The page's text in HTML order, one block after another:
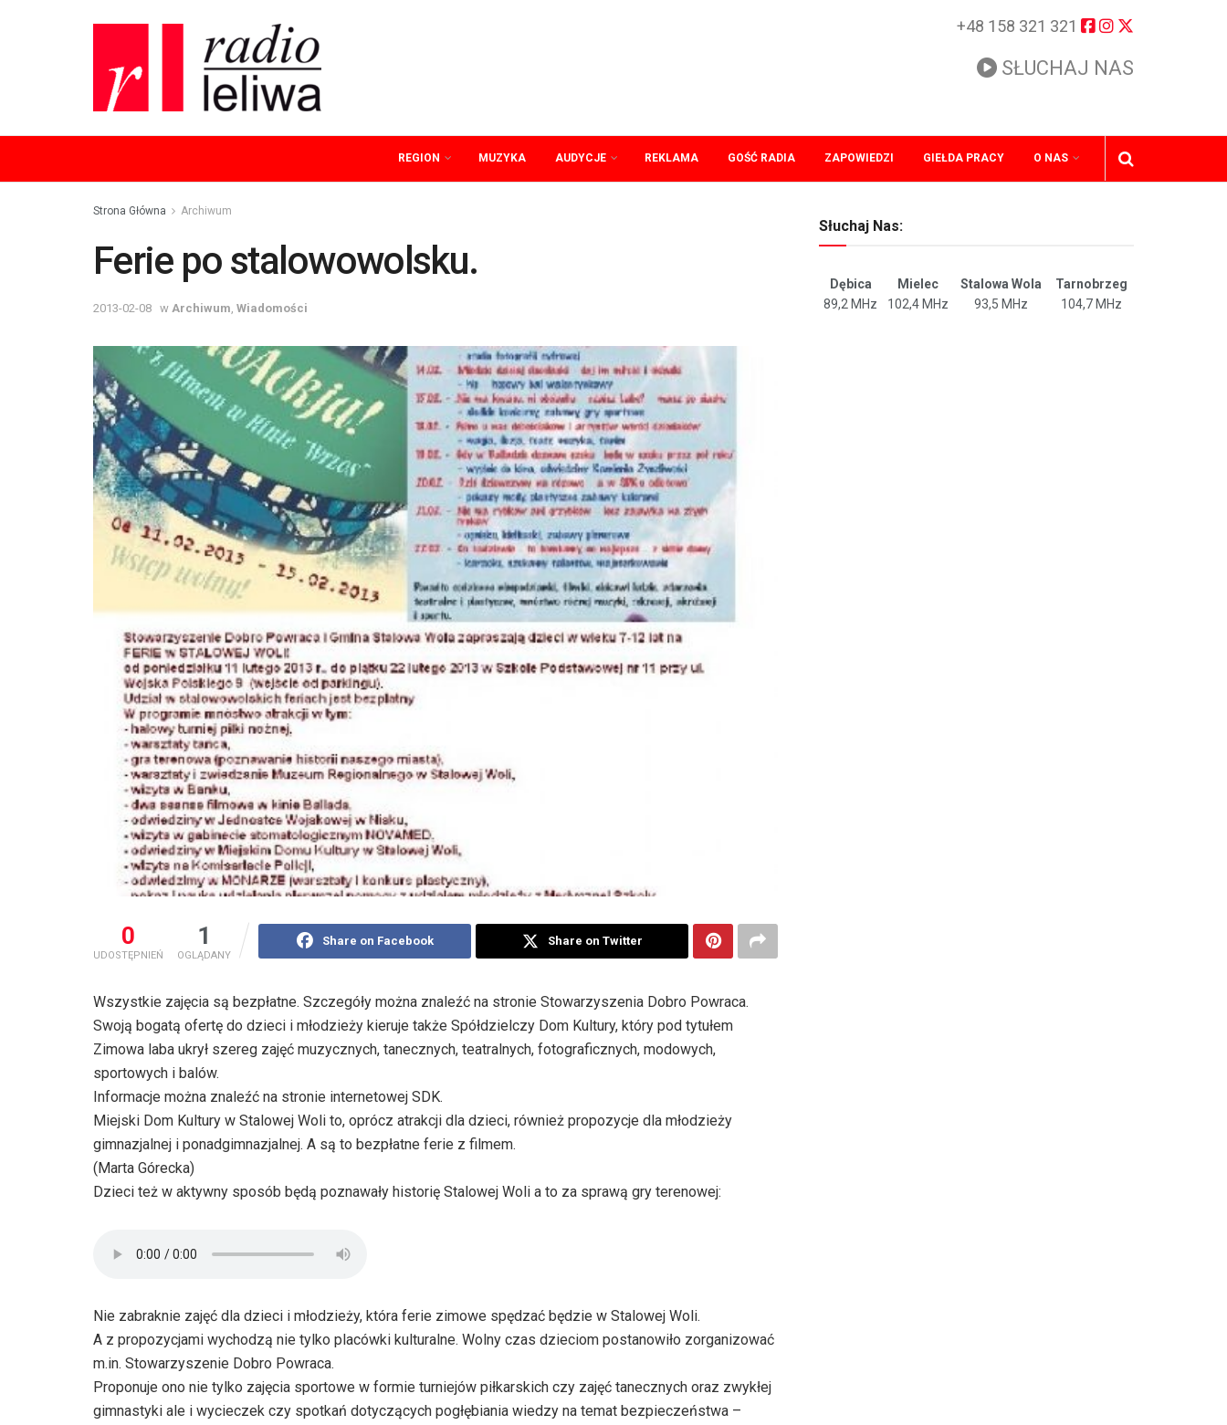
+48 158 321 321
SŁUCHAJ NAS
REGION MUZYKA AUDYCJE REKLAMA GOŚĆ RADIA ZAPOWIEDZI GIEŁDA PRACY O NAS
Strona Główna Archiwum
Ferie po stalowowolsku.
2013-02-08 w Archiwum Wiadomości
0
UDOSTĘPNIEŃ
1
OGLĄDANY
Share on Facebook Share on Twitter
Wszystkie zajęcia są bezpłatne. Szczegóły można znaleźć na stronie Stowarzyszenia Dobro Powraca.
Swoją bogatą ofertę do dzieci i młodzieży kieruje także Spółdzielczy Dom Kultury, który pod tytułem
Zimowa laba ukrył szereg zajęć muzycznych, tanecznych, teatralnych, fotograficznych, modowych,
sportowych i balów.
Informacje można znaleźć na stronie internetowej SDK.
Miejski Dom Kultury w Stalowej Woli to, oprócz atrakcji dla dzieci, również propozycje dla młodzieży
gimnazjalnej i ponadgimnazjalnej. A są to bezpłatne ferie z filmem.
(Marta Górecka)
Dzieci też w aktywny sposób będą poznawały historię Stalowej Woli a to za sprawą gry terenowej:
Nie zabraknie zajęć dla dzieci i młodzieży, która ferie zimowe spędzać będzie w Stalowej Woli.
A z propozycjami wychodzą nie tylko placówki kulturalne. Wolny czas dzieciom postanowiło zorganizować
m.in. Stowarzyszenie Dobro Powraca.
Proponuje ono nie tylko zajęcia sportowe w formie turniejów piłkarskich czy zajęć tanecznych oraz zwykłej
gimnastyki ale i wycieczek czy spotkań dotyczących pogłębiania wiedzy na temat bezpieczeństwa –
Słuchaj Nas:
Dębica Mielec Stalowa Wola
Tarnobrzeg
89,2 MHz
102,4 MHz 93,5 MHz 104,7 MHz